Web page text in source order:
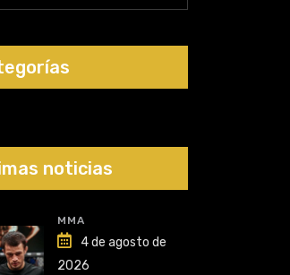
noticias
MMA
4 de agosto de
2026